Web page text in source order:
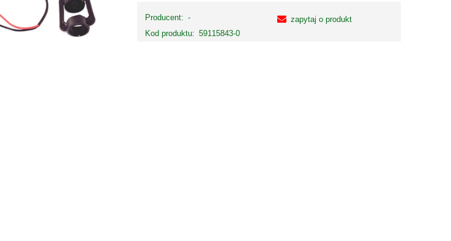
Producent: -
Kod produktu: 59115843-0
zapytaj o produkt